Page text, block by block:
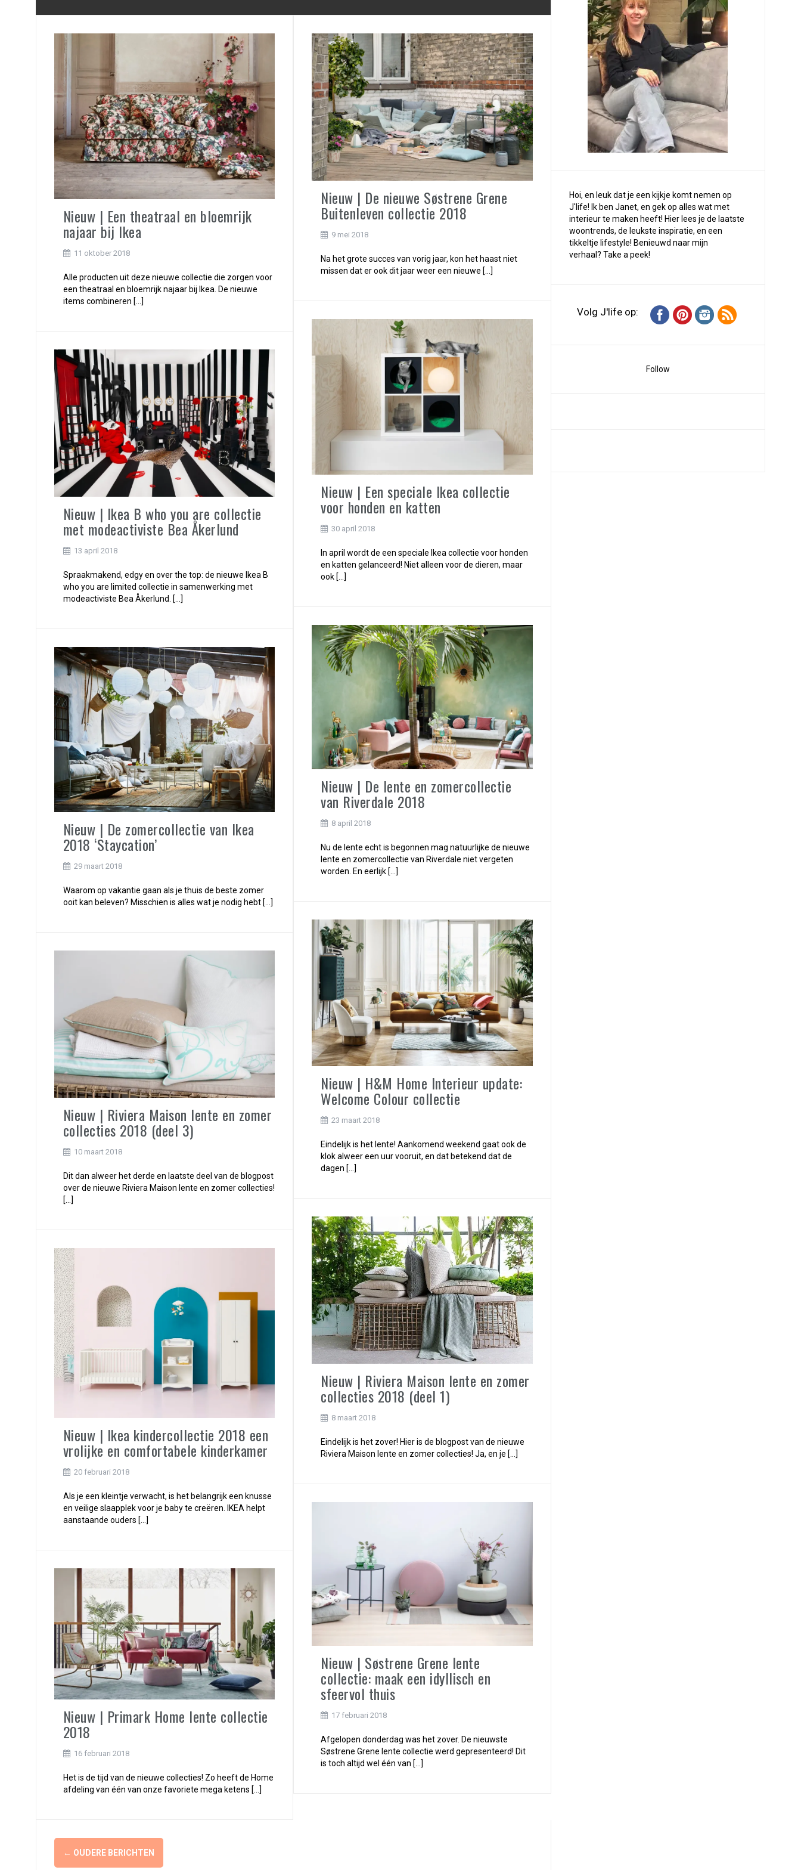
Nieuw | Een theatraal en bloemrijk
najaar bij Ikea
11 oktober 2018
Alle producten uit deze nieuwe collectie die zorgen voor
een theatraal en bloemrijk najaar bij Ikea. De nieuwe
items combineren […]
Nieuw | De nieuwe Søstrene Grene
Buitenleven collectie 2018
9 mei 2018
Na het grote succes van vorig jaar, kon het haast niet
missen dat er ook dit jaar weer een nieuwe […]
Nieuw | Een speciale Ikea collectie
voor honden en katten
30 april 2018
In april wordt de een speciale Ikea collectie voor honden
en katten gelanceerd! Niet alleen voor de dieren, maar
ook […]
Nieuw | Ikea B who you are collectie
met modeactiviste Bea Åkerlund
13 april 2018
Spraakmakend, edgy en over the top: de nieuwe Ikea B
who you are limited collectie in samenwerking met
modeactiviste Bea Åkerlund. […]
Nieuw | De lente en zomercollectie
van Riverdale 2018
8 april 2018
Nu de lente echt is begonnen mag natuurlijke de nieuwe
lente en zomercollectie van Riverdale niet vergeten
worden. En eerlijk […]
Nieuw | De zomercollectie van Ikea
2018 ‘Staycation’
29 maart 2018
Waarom op vakantie gaan als je thuis de beste zomer
ooit kan beleven? Misschien is alles wat je nodig hebt […]
Nieuw | H&M Home Interieur update:
Welcome Colour collectie
23 maart 2018
Eindelijk is het lente! Aankomend weekend gaat ook de
klok alweer een uur vooruit, en dat betekend dat de
dagen […]
Nieuw | Riviera Maison lente en zomer
collecties 2018 (deel 3)
10 maart 2018
Dit dan alweer het derde en laatste deel van de blogpost
over de nieuwe Riviera Maison lente en zomer collecties!
[…]
Nieuw | Riviera Maison lente en zomer
collecties 2018 (deel 1)
8 maart 2018
Eindelijk is het zover! Hier is de blogpost van de nieuwe
Riviera Maison lente en zomer collecties! Ja, en je […]
Nieuw | Ikea kindercollectie 2018 een
vrolijke en comfortabele kinderkamer
20 februari 2018
Als je een kleintje verwacht, is het belangrijk een knusse
en veilige slaapplek voor je baby te creëren. IKEA helpt
aanstaande ouders […]
Nieuw | Søstrene Grene lente
collectie: maak een idyllisch en
sfeervol thuis
17 februari 2018
Afgelopen donderdag was het zover. De nieuwste
Søstrene Grene lente collectie werd gepresenteerd! Dit
is toch altijd wel één van […]
Nieuw | Primark Home lente collectie
2018
16 februari 2018
Het is de tijd van de nieuwe collecties! Zo heeft de Home
afdeling van één van onze favoriete mega ketens […]
Berichtennavigatie
← OUDERE BERICHTEN
Hoi, en leuk dat je een kijkje komt nemen op
J'life! Ik ben Janet, en gek op alles wat met
interieur te maken heeft! Hier lees je de laatste
woontrends, de leukste inspiratie, en een
tikkeltje lifestyle! Benieuwd naar mijn
verhaal? Take a peek!
Volg J'life op:
Follow